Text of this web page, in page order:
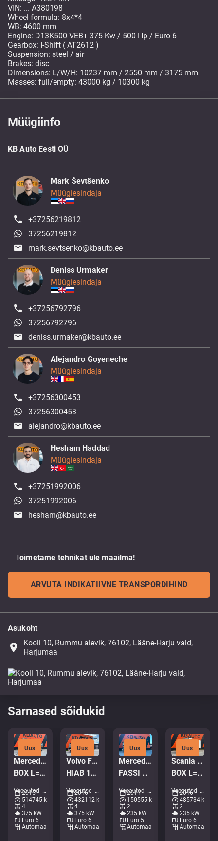
VIN: ... A380198
Wheel formula: 8x4*4
WB: 4600 mm
Engine: D13K500 VEB+ 375 Kw / 500 Hp / Euro 6
Gearbox: I-Shift ( AT2612 )
Suspension: steel / air
Brakes: disc
Dimensions: L/W/H: 10237 mm / 2550 mm / 3175 mm
Masses: full/empty: 43000 kg / 10300 kg
Müügiinfo
KB Auto Eesti OÜ
Mark Ševtšenko
Müügiesindaja
+37256219812
37256219812
mark.sevtsenko@kbauto.ee
Deniss Urmaker
Müügiesindaja
+37256792796
37256792796
deniss.urmaker@kbauto.ee
Alejandro Goyeneche
Müügiesindaja
+37256300453
37256300453
alejandro@kbauto.ee
Hesham Haddad
Müügiesindaja
+37251992006
37251992006
hesham@kbauto.ee
Toimetame tehnikat üle maailma!
ARVUTA INDIKATIIVNE TRANSPORDIHIND
Asukoht
place
Kooli 10, Rummu alevik, 76102, Lääne-Harju vald,
Harjumaa
Sarnased sõidukid
Uus
Mercedes-Benz Arocs 3251 8x4
BOX L=6155 mm
Veoautod - Kallur • M635-6038
2015
514745 km
4
375 kW
Euro 6
Automaat
Uus
Volvo FM 500 8x4*4
HIAB 144E-5 / BOX L=5992 mm
Veoautod - Kraanaga kallur • M571-8434
2016
432112 km
4
375 kW
Euro 6
Automaat
Uus
Mercedes-Benz Actros 1832 4x2
FASSI F135A22 / BOX L=3707 mm
Veoautod - Kraanaga kallur • M253-8328
2011
150555 km
2
235 kW
Euro 5
Automaat
Uus
Scania P 320 4x2
BOX L=7578 mm
Veoautod - Furgoon • M754-0553
2016
485734 km
2
235 kW
Euro 6
Automaat